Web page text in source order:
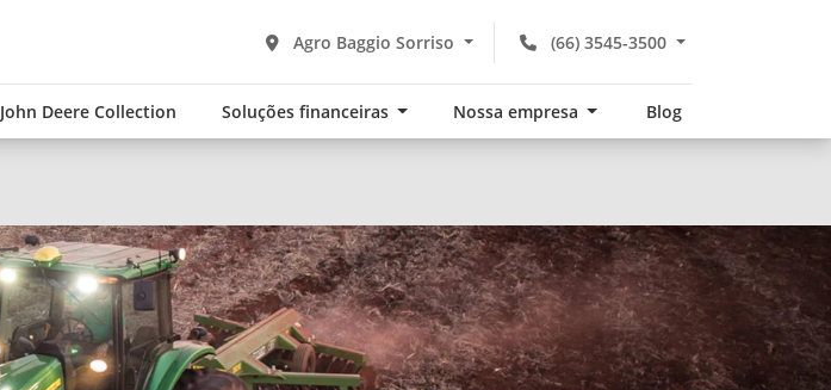
(66) 3545-3500
Agro Baggio Sorriso
John Deere Collection Soluções financeiras Nossa empresa Blog